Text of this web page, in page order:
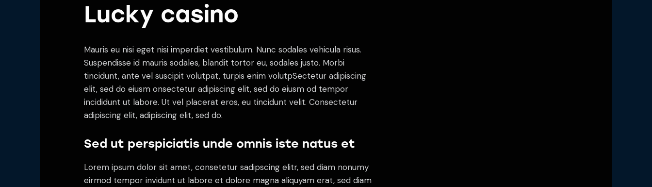
Lucky casino
Mauris eu nisi eget nisi imperdiet vestibulum. Nunc sodales vehicula risus.
Suspendisse id mauris sodales, blandit tortor eu, sodales justo. Morbi
tincidunt, ante vel suscipit volutpat, turpis enim volutpSectetur adipiscing
elit, sed do eiusm onsectetur adipiscing elit, sed do eiusm od tempor
incididunt ut labore. Ut vel placerat eros, eu tincidunt velit. Consectetur
adipiscing elit, adipiscing elit, sed do.
Sed ut perspiciatis unde omnis iste natus et
Lorem ipsum dolor sit amet, consetetur sadipscing elitr, sed diam nonumy
eirmod tempor invidunt ut labore et dolore magna aliquyam erat, sed diam